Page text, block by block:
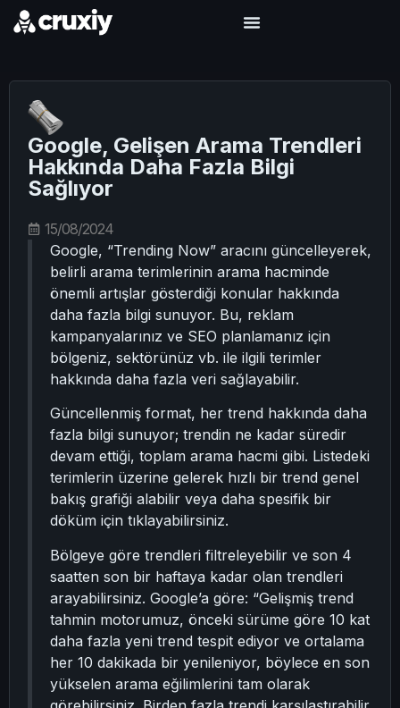
Google, Gelişen Arama Trendleri
Hakkında Daha Fazla Bilgi
Sağlıyor
15/08/2024
Google, “Trending Now” aracını güncelleyerek,
belirli arama terimlerinin arama hacminde
önemli artışlar gösterdiği konular hakkında
daha fazla bilgi sunuyor. Bu, reklam
kampanyalarınız ve SEO planlamanız için
bölgeniz, sektörünüz vb. ile ilgili terimler
hakkında daha fazla veri sağlayabilir.
Güncellenmiş format, her trend hakkında daha
fazla bilgi sunuyor; trendin ne kadar süredir
devam ettiği, toplam arama hacmi gibi. Listedeki
terimlerin üzerine gelerek hızlı bir trend genel
bakış grafiği alabilir veya daha spesifik bir
döküm için tıklayabilirsiniz.
Bölgeye göre trendleri filtreleyebilir ve son 4
saatten son bir haftaya kadar olan trendleri
arayabilirsiniz. Google’a göre: “Gelişmiş trend
tahmin motorumuz, önceki sürüme göre 10 kat
daha fazla yeni trend tespit ediyor ve ortalama
her 10 dakikada bir yenileniyor, böylece en son
yükselen arama eğilimlerini tam olarak